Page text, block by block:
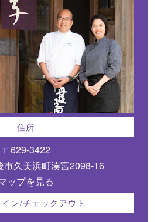
住所
〒629-3422
市久美浜町湊宮2098-16
ップを見る
ン/チェックアウト